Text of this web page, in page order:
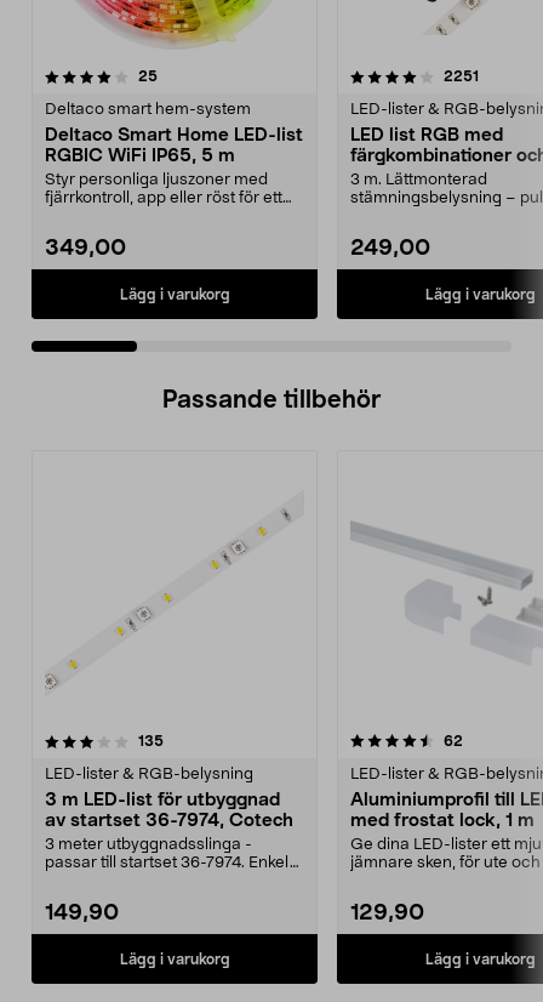
25recensioner
Deltaco smart hem-system
Deltaco Smart Home LED-list
RGBIC WiFi IP65, 5 m
Styr personliga ljuszoner med
fjärrkontroll, app eller röst för ett
349,00
Lägg i varukorg
4.0 av 5 stjärnor 2251
LED-lister & RGB-
LED list RGB med
färgkombinationer
fjärrkontroll, Cotech
3 m. Lättmonterad
stämningsbelysning –
249,00
Lägg i varukorg
4.5 av 5 stjärnor
Passande tillbehör
135recensioner
LED-lister & RGB-belysning
3 m LED-list för utbyggnad
av startset 36-7974, Cotech
3 meter utbyggnadsslinga -
passar till startset 36-7974. Enkel
149,90
Lägg i varukorg
4.5av 5 stjärnor 62
LED-lister & RGB-
Aluminiumprofil till
med frostat lock, 1 m
Ge dina LED-lister ett
jämnare sken, för ute och
129,90
Lägg i varukorg
4.5av 5 stjärnor